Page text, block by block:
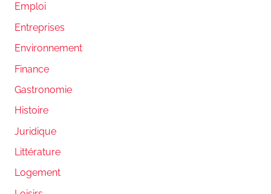
Emploi
Entreprises
Environnement
Finance
Gastronomie
Histoire
Juridique
Littérature
Logement